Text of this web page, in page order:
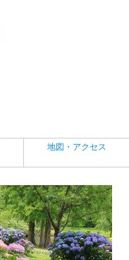
地図・アクセス